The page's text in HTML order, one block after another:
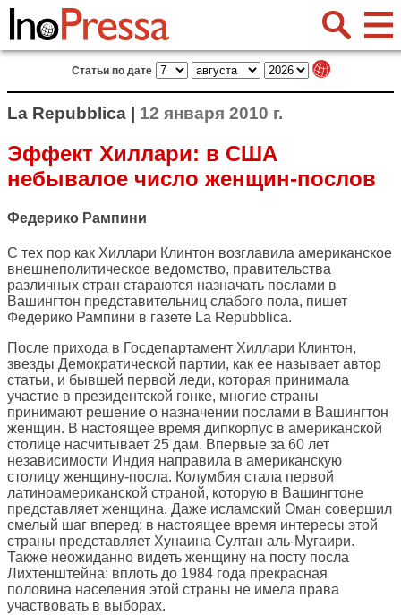
Статьи по дате
La Repubblica | 12 января 2010 г.
Эффект Хиллари: в США
небывалое число женщин-послов
Федерико Рампини
С тех пор как Хиллари Клинтон возглавила американское
внешнеполитическое ведомство, правительства
различных стран стараются назначать послами в
Вашингтон представительниц слабого пола, пишет
Федерико Рампини в газете La Repubblica.
После прихода в Госдепартамент Хиллари Клинтон,
звезды Демократической партии, как ее называет автор
статьи, и бывшей первой леди, которая принимала
участие в президентской гонке, многие страны
принимают решение о назначении послами в Вашингтон
женщин. В настоящее время дипкорпус в американской
столице насчитывает 25 дам. Впервые за 60 лет
независимости Индия направила в американскую
столицу женщину-посла. Колумбия стала первой
латиноамериканской страной, которую в Вашингтоне
представляет женщина. Даже исламский Оман совершил
смелый шаг вперед: в настоящее время интересы этой
страны представляет Хунаина Султан аль-Мугаири.
Также неожиданно видеть женщину на посту посла
Лихтенштейна: вплоть до 1984 года прекрасная
половина населения этой страны не имела права
участвовать в выборах.